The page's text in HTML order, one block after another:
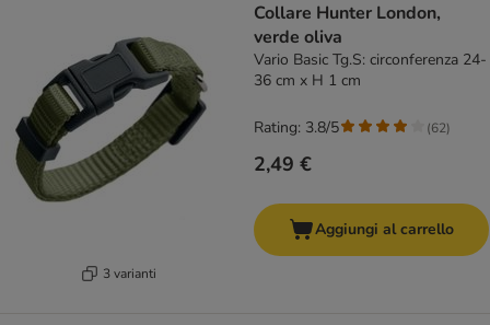
3 varianti
Collare Hunter London,
verde oliva
Vario Basic Tg.S: circonferenza 24-
36 cm x H 1 cm
2,49 €
Rating: 3.8/5 (62)
Aggiungi al carrello